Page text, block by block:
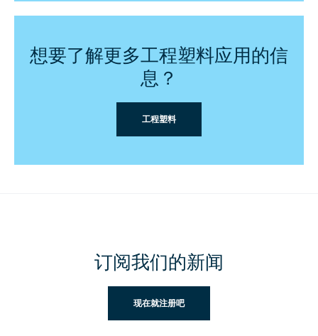
想要了解更多工程塑料应用的信
息？
工程塑料
订阅我们的新闻
现在就注册吧